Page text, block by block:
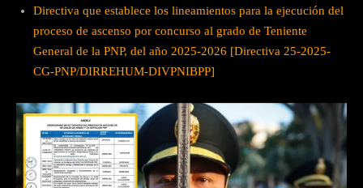
Directiva que establece los lineamientos para la ejecución del
proceso de ascenso por concurso al grado de Teniente
General de la PNP, del año 2025-2026 [Directiva 25-2025-
CG-PNP/DIRREHUM-DIVPNIBPP]